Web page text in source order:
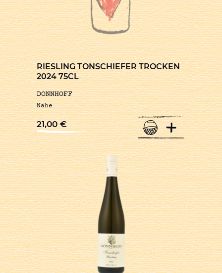
RIESLING TONSCHIEFER TROCKEN
2024 75CL
DONNHOFF
Nahe
21,00€ +